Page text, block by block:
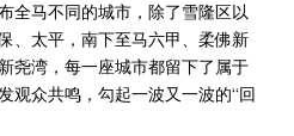
全马不同的城市，除了雪隆区以
、太平，南下至马六甲、柔佛新
尧湾，每一座城市都留下了属于
观众共鸣，勾起一波又一波的“回